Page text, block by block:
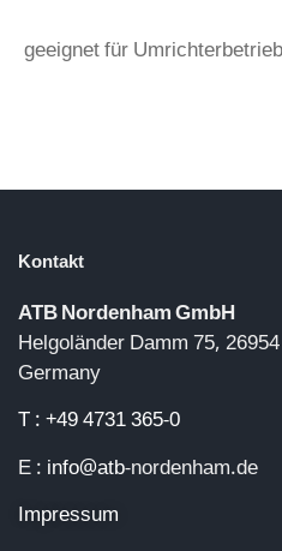
geeignet für Umrichterbetrieb
Kontakt
ATB Nordenham GmbH
Helgoländer Damm 75,
Germany
T : +49 4731 365-0
E : info@atb-nordenham.de
Impressum